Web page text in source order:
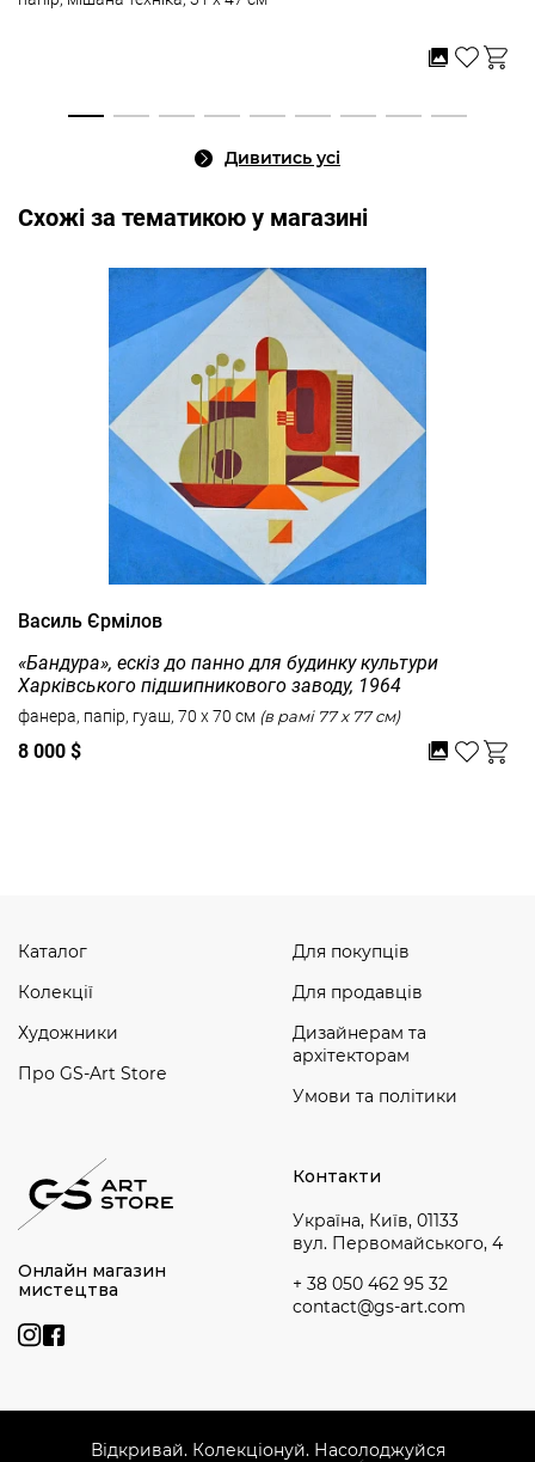
Дивитись усі
Cхожі за тематикою у магазині
Василь Єрмілов
«Бандура», ескіз до панно для будинку культури
Харківського підшипникового заводу, 1964
фанера, папір, гуаш, 70 x 70 см (в рамі 77 x 77 см)
8 000 $
Онлайн магазин
мистецтва
Контакти
Україна, Київ, 01133
вул. Первомайського, 4
+ 38 050 462 95 32
contact@gs-art.com
Каталог
Колекції
Художники
Про GS-Art Store
Для покупців
Для продавців
Дизайнерам та
архітекторам
Умови та політики
Відкривай. Колекціонуй. Насолоджуйся